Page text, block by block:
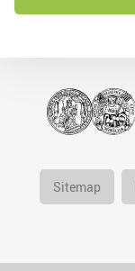
Sitemap